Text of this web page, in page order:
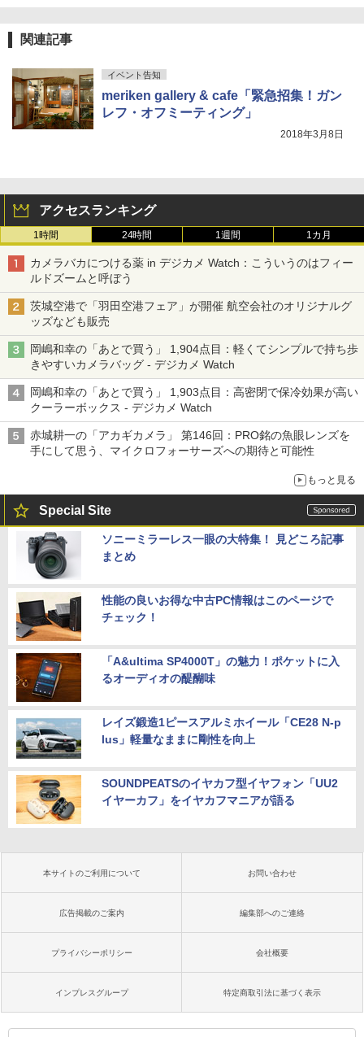
関連記事
イベント告知
meriken gallery & cafe「緊急招集！ガン
レフ・オフミーティング」
2018年3月8日
アクセスランキング
1時間 24時間 1週間 1カ月
カメラバカにつける薬 in デジカメ Watch：こういうのはフィー
ルドズームと呼ぼう
茨城空港で「羽田空港フェア」が開催 航空会社のオリジナルグ
ッズなども販売
岡嶋和幸の「あとで買う」 1,904点目：軽くてシンプルで持ち歩
きやすいカメラバッグ - デジカメ Watch
岡嶋和幸の「あとで買う」 1,903点目：高密閉で保冷効果が高い
クーラーボックス - デジカメ Watch
赤城耕一の「アカギカメラ」 第146回：PRO銘の魚眼レンズを
手にして思う、マイクロフォーサーズへの期待と可能性
もっと見る
Special Site
ソニーミラーレス一眼の大特集！ 見どころ記事
まとめ
性能の良いお得な中古PC情報はこのページで
チェック！
「A&ultima SP4000T」の魅力！ポケットに入
るオーディオの醍醐味
レイズ鍛造1ピースアルミホイール「CE28 N-p
lus」軽量なままに剛性を向上
SOUNDPEATSのイヤカフ型イヤフォン「UU2
イヤーカフ」をイヤカフマニアが語る
本サイトのご利用について お問い合わせ
広告掲載のご案内 編集部へのご連絡
プライバシーポリシー 会社概要
インプレスグループ 特定商取引法に基づく表示